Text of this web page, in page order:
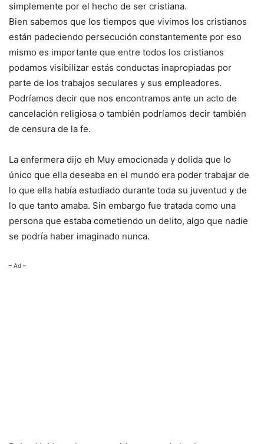
simplemente por el hecho de ser cristiana.
Bien sabemos que los tiempos que vivimos los cristianos
están padeciendo persecución constantemente por eso
mismo es importante que entre todos los cristianos
podamos visibilizar estás conductas inapropiadas por
parte de los trabajos seculares y sus empleadores.
Podríamos decir que nos encontramos ante un acto de
cancelación religiosa o también podríamos decir también
de censura de la fe.
La enfermera dijo eh Muy emocionada y dolida que lo
único que ella deseaba en el mundo era poder trabajar de
lo que ella había estudiado durante toda su juventud y de
lo que tanto amaba. Sin embargo fue tratada como una
persona que estaba cometiendo un delito, algo que nadie
se podría haber imaginado nunca.
– Ad –